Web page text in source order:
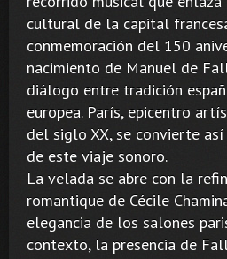
cultural de la capital
conmemoración del 150
nacimiento de Manuel de
diálogo entre tradición
europea. París, epicentro
del siglo XX, se convierte
de este viaje sonoro.
La velada se abre con la
romantique de Cécile
elegancia de los salones
contexto, la presencia de